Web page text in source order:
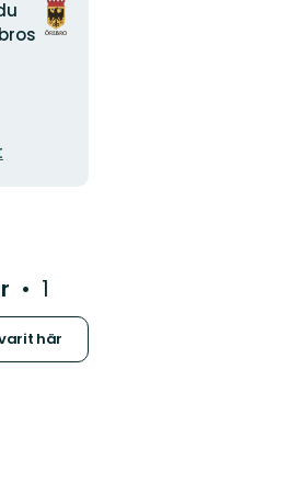
Organisationens
logotyp
1
här